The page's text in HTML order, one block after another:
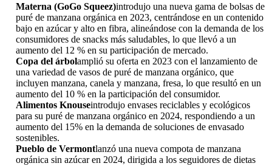
Materna (GoGo Squeez)introdujo una nueva gama de bolsas de
puré de manzana orgánica en 2023, centrándose en un contenido
bajo en azúcar y alto en fibra, alineándose con la demanda de los
consumidores de snacks más saludables, lo que llevó a un
aumento del 12 % en su participación de mercado.
Copa del árbolamplió su oferta en 2023 con el lanzamiento de
una variedad de vasos de puré de manzana orgánico, que
incluyen manzana, canela y manzana, fresa, lo que resultó en un
aumento del 10 % en la participación del consumidor.
Alimentos Knouseintrodujo envases reciclables y ecológicos
para su puré de manzana orgánico en 2024, respondiendo a un
aumento del 15% en la demanda de soluciones de envasado
sostenibles.
Pueblo de Vermontlanzó una nueva compota de manzana
orgánica sin azúcar en 2024, dirigida a los seguidores de dietas